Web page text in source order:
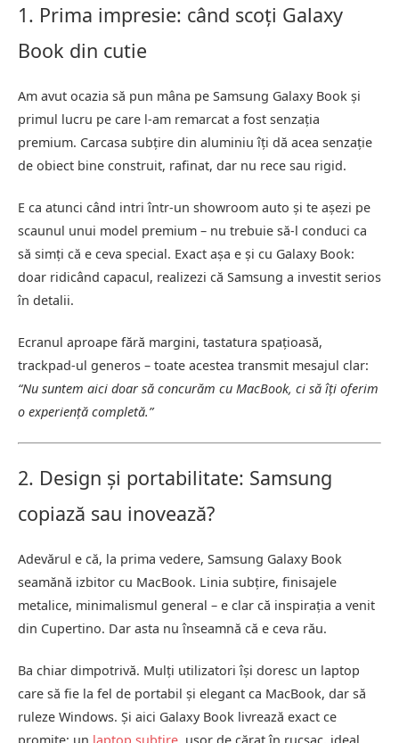
1. Prima impresie: când scoți Galaxy
Book din cutie
Am avut ocazia să pun mâna pe Samsung Galaxy Book și
primul lucru pe care l-am remarcat a fost senzația
premium. Carcasa subțire din aluminiu îți dă acea senzație
de obiect bine construit, rafinat, dar nu rece sau rigid.
E ca atunci când intri într-un showroom auto și te așezi pe
scaunul unui model premium – nu trebuie să-l conduci ca
să simți că e ceva special. Exact așa e și cu Galaxy Book:
doar ridicând capacul, realizezi că Samsung a investit serios
în detalii.
Ecranul aproape fără margini, tastatura spațioasă,
trackpad-ul generos – toate acestea transmit mesajul clar:
“Nu suntem aici doar să concurăm cu MacBook, ci să îți oferim
o experiență completă.”
2. Design și portabilitate: Samsung
copiază sau inovează?
Adevărul e că, la prima vedere, Samsung Galaxy Book
seamănă izbitor cu MacBook. Linia subțire, finisajele
metalice, minimalismul general – e clar că inspirația a venit
din Cupertino. Dar asta nu înseamnă că e ceva rău.
Ba chiar dimpotrivă. Mulți utilizatori își doresc un laptop
care să fie la fel de portabil și elegant ca MacBook, dar să
ruleze Windows. Și aici Galaxy Book livrează exact ce
promite: un laptop subțire, ușor de cărat în rucsac, ideal